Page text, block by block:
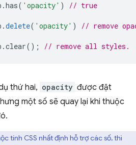
.has( 'opacity' ) // true
.delete( 'opacity' ) // remove
.clear(); // remove all styles.
thứ hai, opacity được đặt
một số sẽ quay lại khi thuộc
tính CSS nhất định hỗ trợ các số, thì